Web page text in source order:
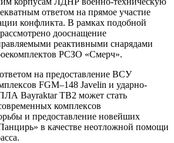
ответом на прямое участие
конфликта. В рамках подобной
дооснащение
реактивными снарядами
РСЗО «Смерч».
на предоставление ВСУ
FGM–148 Javelin и ударно-
Bayraktar TB2 может стать
комплексов
и предоставление новейших
в качестве неотложной помощи